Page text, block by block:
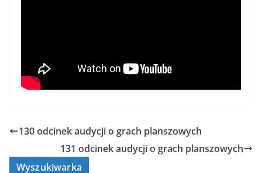
130 odcinek audycji o grach planszowych
131 odcinek audycji o grach planszowych
Wyszukiwarka